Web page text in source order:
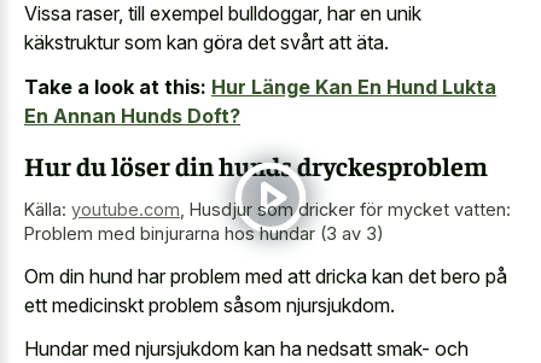
Vissa raser, till exempel bulldoggar, har en unik
käkstruktur som kan göra det svårt att äta.
Take a look at this: Hur Länge Kan En Hund Lukta
En Annan Hunds Doft?
Hur du löser din hunds dryckesproblem
Källa: youtube.com Husdjur som dricker för mycket vatten:
Problem med binjurarna hos hundar (3 av 3)
Om din hund har problem med att dricka kan det bero på
ett medicinskt problem såsom njursjukdom.
Hundar med njursjukdom kan ha nedsatt smak- och